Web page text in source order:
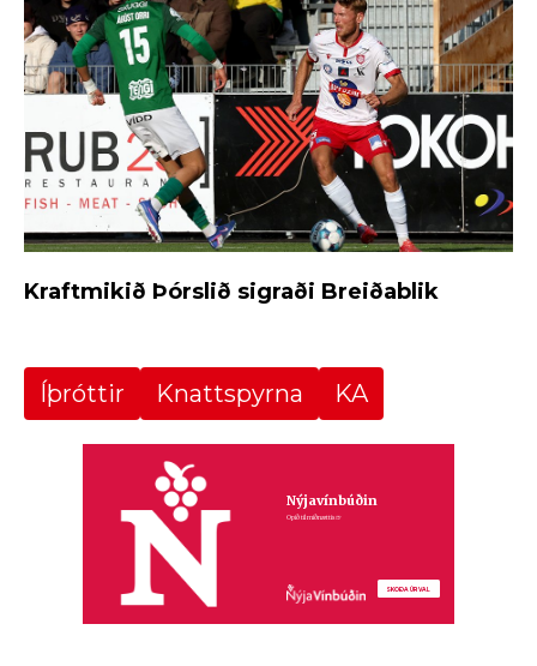
Kraftmikið Þórslið sigraði Breiðablik
Íþróttir Knattspyrna KA